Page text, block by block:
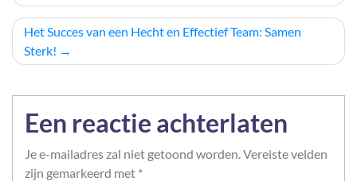
Het Succes van een Hecht en Effectief Team: Samen
Sterk!
Een reactie achterlaten
Je e-mailadres zal niet getoond worden.Vereiste velden
zijn gemarkeerd met *